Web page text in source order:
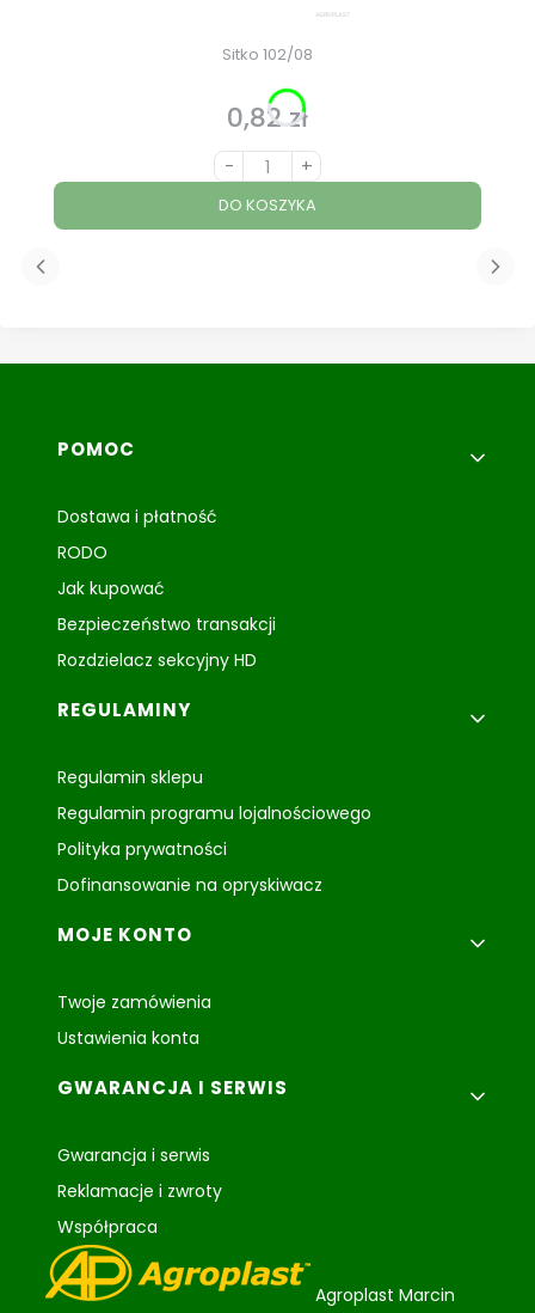
Sitko 102/08
Cena
0,82 zł
- +
DO KOSZYKA
Linki w stopce
POMOC
Dostawa i płatność
RODO
Jak kupować
Bezpieczeństwo transakcji
Rozdzielacz sekcyjny HD
REGULAMINY
Regulamin sklepu
Regulamin programu lojalnościowego
Polityka prywatności
Dofinansowanie na opryskiwacz
MOJE KONTO
Twoje zamówienia
Ustawienia konta
GWARANCJA I SERWIS
Gwarancja i serwis
Reklamacje i zwroty
Współpraca
Agroplast Marcin